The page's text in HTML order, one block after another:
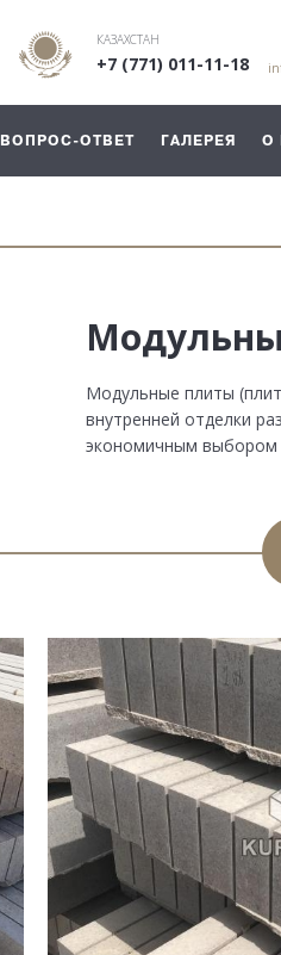
КАЗАХСТАН
+7 (771) 011-11-18
ВОПРОС-ОТВЕТ ГАЛЕРЕЯ О
Модульные плиты
внутренней отделки
экономичным выбором